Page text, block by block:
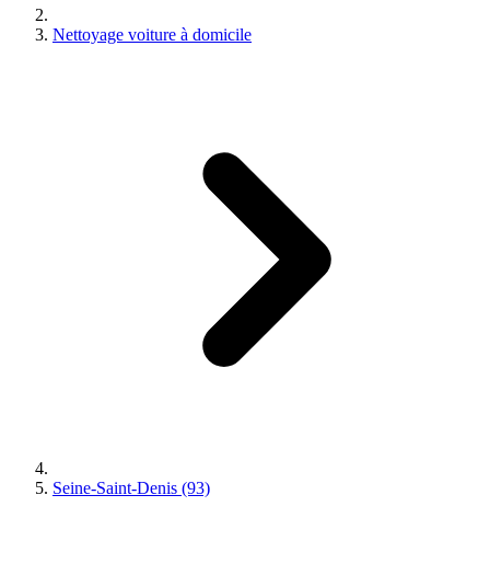
Nettoyage voiture à domicile
Seine-Saint-Denis (93)